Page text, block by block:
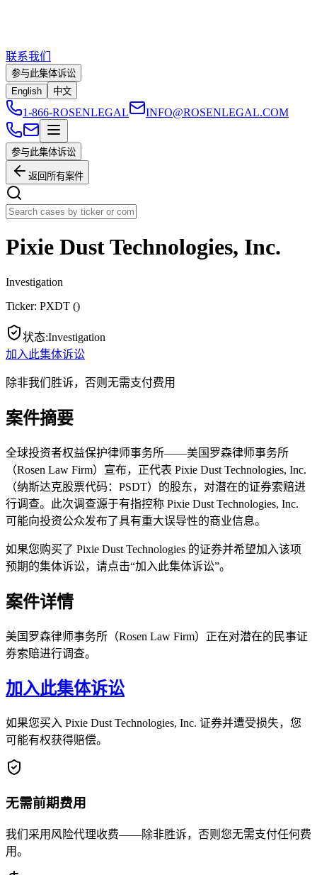
联系我们
参与此集体诉讼
English
中文
1-866-ROSENLEGAL INFO@ROSENLEGAL.COM
参与此集体诉讼
返回所有案件
Pixie Dust Technologies, Inc.
Investigation
Ticker: PXDT ()
状态:Investigation
加入此集体诉讼
除非我们胜诉，否则无需支付费用
案件摘要
全球投资者权益保护律师事务所——美国罗森律师事务所
（Rosen Law Firm）宣布，正代表 Pixie Dust Technologies, Inc.
（纳斯达克股票代码：PSDT）的股东，对潜在的证券索赔进
行调查。此次调查源于有指控称 Pixie Dust Technologies, Inc.
可能向投资公众发布了具有重大误导性的商业信息。
如果您购买了 Pixie Dust Technologies 的证券并希望加入该项
预期的集体诉讼，请点击“加入此集体诉讼”。
案件详情
美国罗森律师事务所（Rosen Law Firm）正在对潜在的民事证
券索赔进行调查。
加入此集体诉讼
如果您买入 Pixie Dust Technologies, Inc. 证券并遭受损失，您
可能有权获得赔偿。
无需前期费用
我们采用风险代理收费——除非胜诉，否则您无需支付任何费
用。